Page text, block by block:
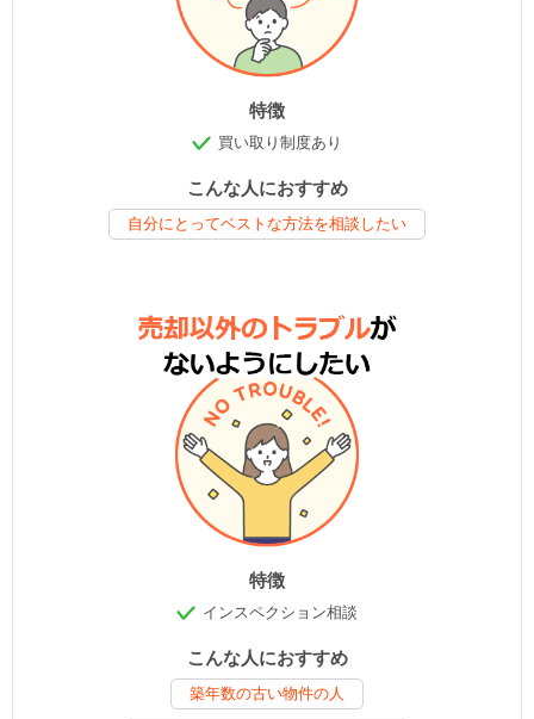
特徴
買い取り制度あり
こんな人におすすめ
自分にとってベストな方法を相談したい
特徴
インスペクション相談
こんな人におすすめ
築年数の古い物件の人